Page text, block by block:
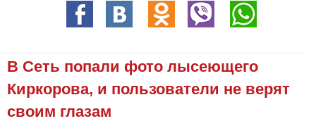
В Сеть попали фото лысеющего
Киркорова, и пользователи не верят
своим глазам